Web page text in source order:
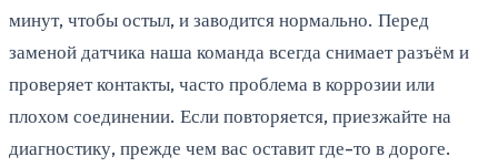
минут, чтобы остыл, и заводится нормально. Перед
заменой датчика наша команда всегда снимает разъём и
проверяет контакты, часто проблема в коррозии или
плохом соединении. Если повторяется, приезжайте на
диагностику, прежде чем вас оставит где-то в дороге.